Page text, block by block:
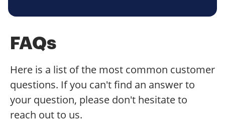
FAQs
Here is a list of the most common customer
questions. If you can't find an answer to
your question, please don't hesitate to
reach out to us.